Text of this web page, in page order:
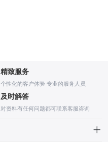
精致服务
个性化的客户体验 专业的服务人员
及时解答
对资料有任何问题都可联系客服咨询